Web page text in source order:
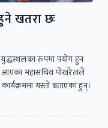
खतरा छः
रुपमा पयोग हुन
आएका महासचिव पोखरेलले
यस्तो बताएका हुन्।